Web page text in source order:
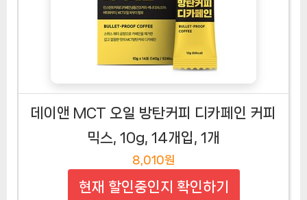
데이앤 MCT 오일 방탄커피 디카페인 커피
믹스, 10g, 14개입, 1개
8,010원
현재 할인중인지 확인하기